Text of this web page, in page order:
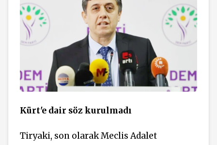
Kürt'e dair söz kurulmadı
Tiryaki, son olarak Meclis Adalet